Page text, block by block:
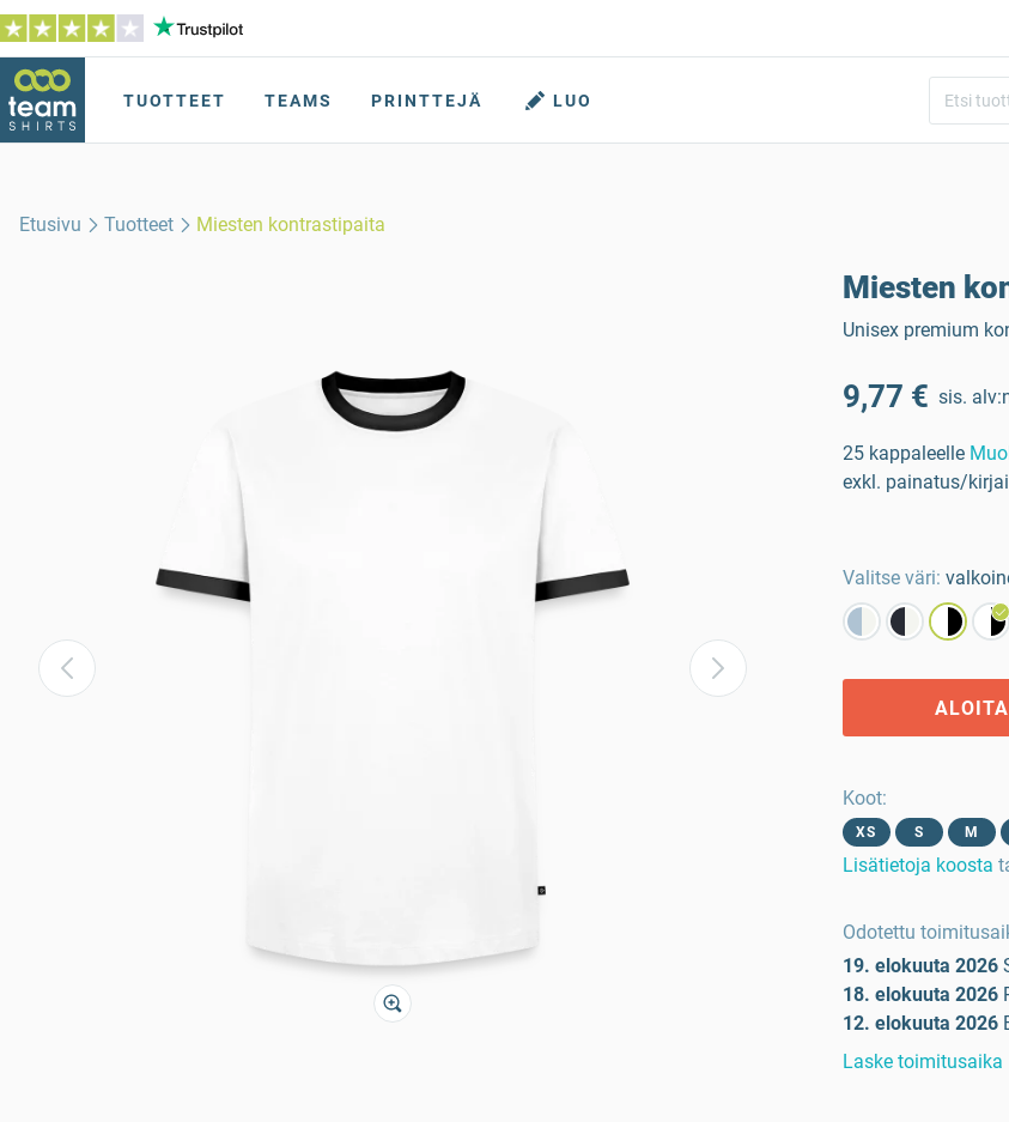
TUOTTEET TEAMS PRINTTEJÄ LUO
Etusivu Tuotteet Miesten kontrastipaita
Miesten
Unisex premium
9,77 € sis.
25 kappaleelle
exkl. painatus/
Valitse väri:
Koot:
XS S M
Lisätietoja koosta
Odotettu
19. elokuuta 2026
18. elokuuta 2026
12. elokuuta 2026
Laske toimitusaika